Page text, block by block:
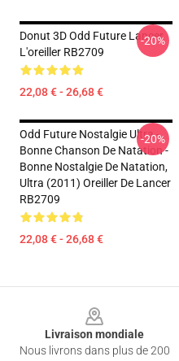
Donut 3D Odd Future Lancer
L'oreiller RB2709
22,08 € - 26,68 €
-20%
Odd Future Nostalgie Ultra -
Bonne Chanson De Natation -
Bonne Nostalgie De Natation,
Ultra (2011) Oreiller De Lancer
RB2709
22,08 € - 26,68 €
-20%
Livraison mondiale
Nous livrons dans plus de 200